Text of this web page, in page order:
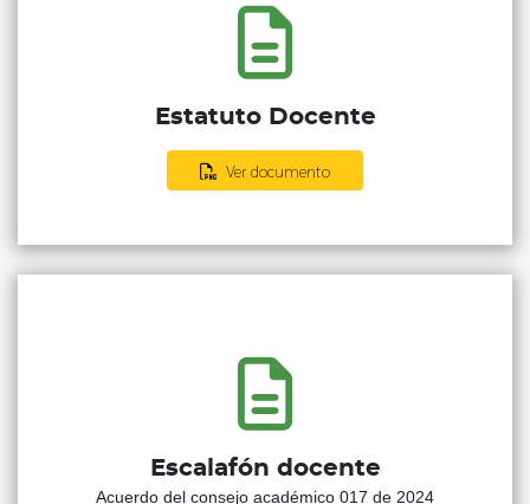
Estatuto Docente
Ver documento
Escalafón docente
Acuerdo del consejo académico 017 de 2024